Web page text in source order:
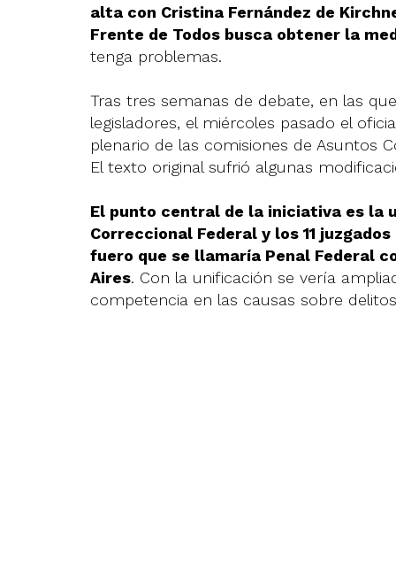
alta con Cristina Fernández de
Frente de Todos busca obtener la
tenga problemas.
Tras tres semanas de debate, en las
legisladores, el miércoles pasado el
plenario de las comisiones de Asuntos
El texto original sufrió algunas
El punto central de la iniciativa es la
Correccional Federal y los 11
fuero que se llamaría Penal Federal
Aires. Con la unificación se vería
competencia en las causas sobre